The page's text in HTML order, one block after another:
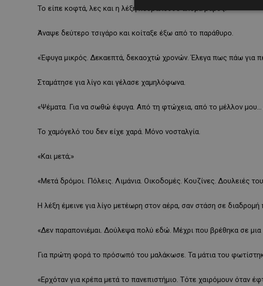
Το είπε κοφτά, λες και η λέξη κουβαλούσε ακόμα βάρος.
Άναψε δεύτερο τσιγάρο και κοίταξε έξω από το παράθυρο.
«Έφυγα μικρός. Δεκαεπτά, δεκαοχτώ χρονών. Έλεγα πως πάω για
Σταμάτησε για λίγο και γέλασε χαμηλόφωνα.
«Ψέματα. Για να σωθώ έφυγα. Από τη φτώχεια, από το μέλλον
Το χαμόγελό του δεν είχε χαρά. Μόνο νοσταλγία.
«Και μετά;»
«Μετά δρόμοι. Πόλεις. Λιμάνια. Οικοδομές. Κουζίνες. Δουλειές
Η λέξη έμεινε για λίγο μετέωρη στον αέρα, σαν στάση σε
«Δεν παραπονιέμαι. Δούλεψα πολύ εδώ. Μέχρι που βρέθηκα σε μια
Για πρώτη φορά το πρόσωπό του μαλάκωσε. Τα μάτια του
«Ερχόταν για κρέπα μετά το πανεπιστήμιο. Τότε χαιρόμουν όταν